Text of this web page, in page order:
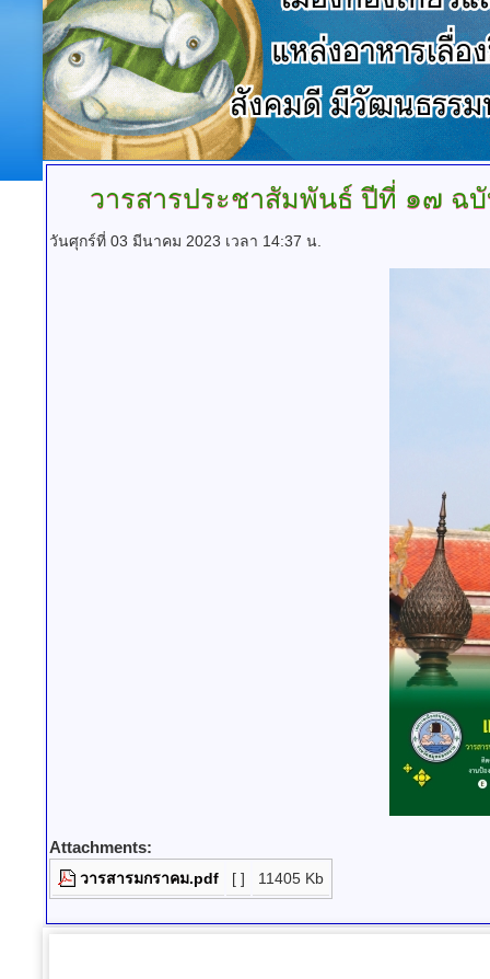
วารสารประชาสัมพันธ์ ปีที่ ๑๗ ฉบั
วันศุกร์ที่ 03 มีนาคม 2023 เวลา 14:37 น.
Attachments:
วารสารมกราคม.pdf [ ] 11405 Kb